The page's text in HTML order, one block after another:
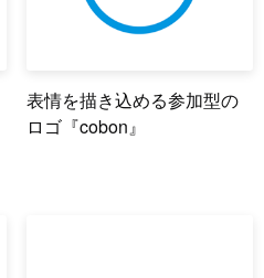
表情を描き込める参加型の
ロゴ『cobon』